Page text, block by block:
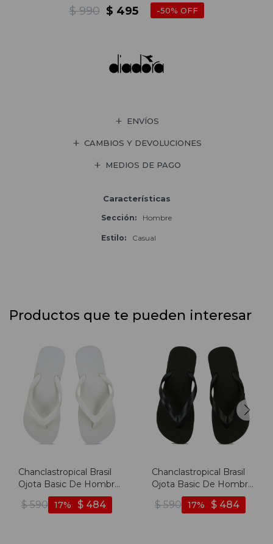
$ 495
$ 990 50
ENVÍOS
CAMBIOS Y DEVOLUCIONES
MEDIOS DE PAGO
Características
Sección Hombre
Estilo Casual
Productos que te pueden interesar
Chanclastropical Brasil
Ojota Basic De Hombre
- Blanco - Blanco
$ 590 $ 484
17
Chanclastropical Brasil
Ojota Basic De Hombre
- Negro - Negro
$ 590 $ 484
17